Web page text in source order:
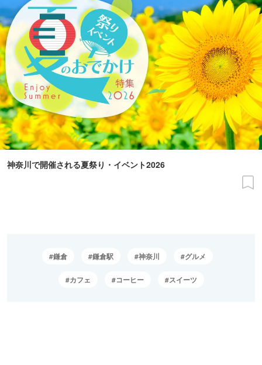
神奈川で開催される夏祭り・イベント2026
鎌倉 鎌倉駅 神奈川 グルメ
カフェ コーヒー スイーツ